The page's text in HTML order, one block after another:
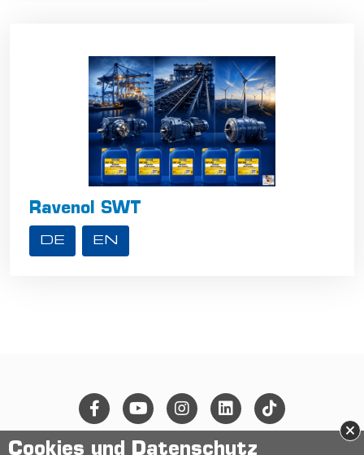
Ravenol SWT
DE EN
Cookies und Datenschutz
×